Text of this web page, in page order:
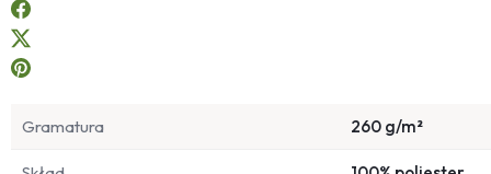
Gramatura 260 g/m²